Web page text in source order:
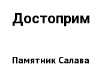
Памятник